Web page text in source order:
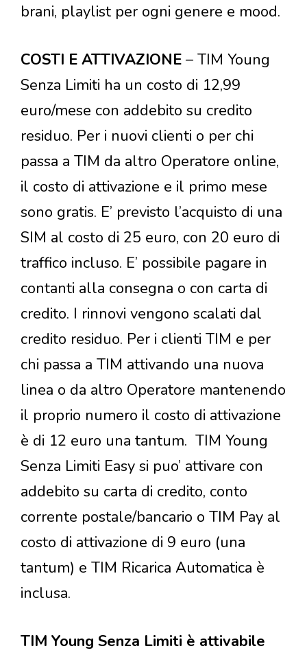
brani, playlist per ogni genere e mood.
COSTI E ATTIVAZIONE – TIM Young
Senza Limiti ha un costo di 12,99
euro/mese con addebito su credito
residuo. Per i nuovi clienti o per chi
passa a TIM da altro Operatore online,
il costo di attivazione e il primo mese
sono gratis. E’ previsto l’acquisto di una
SIM al costo di 25 euro, con 20 euro di
traffico incluso. E’ possibile pagare in
contanti alla consegna o con carta di
credito. I rinnovi vengono scalati dal
credito residuo. Per i clienti TIM e per
chi passa a TIM attivando una nuova
linea o da altro Operatore mantenendo
il proprio numero il costo di attivazione
è di 12 euro una tantum. TIM Young
Senza Limiti Easy si puo’ attivare con
addebito su carta di credito, conto
corrente postale/bancario o TIM Pay al
costo di attivazione di 9 euro (una
tantum) e TIM Ricarica Automatica è
inclusa.
TIM Young Senza Limiti è attivabile